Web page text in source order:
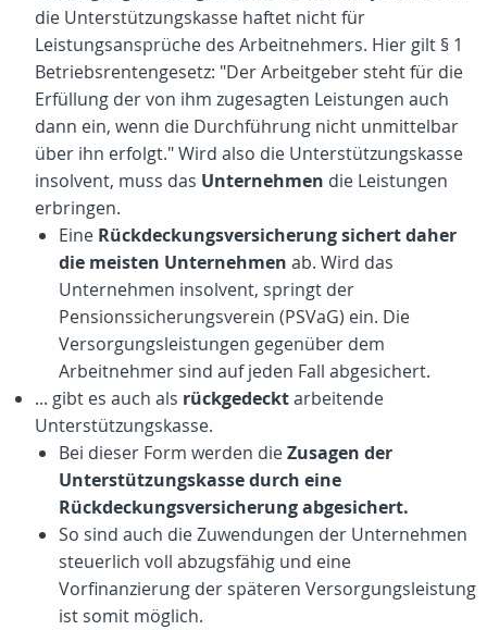
die Unterstützungskasse haftet nicht für
Leistungsansprüche des Arbeitnehmers. Hier gilt § 1
Betriebsrentengesetz: "Der Arbeitgeber steht für die
Erfüllung der von ihm zugesagten Leistungen auch
dann ein, wenn die Durchführung nicht unmittelbar
über ihn erfolgt." Wird also die Unterstützungskasse
insolvent, muss das Unternehmen die Leistungen
erbringen.
Eine Rückdeckungsversicherung sichert daher
die meisten Unternehmen ab. Wird das
Unternehmen insolvent, springt der
Pensionssicherungsverein (PSVaG) ein. Die
Versorgungsleistungen gegenüber dem
Arbeitnehmer sind auf jeden Fall abgesichert.
... gibt es auch als rückgedecktarbeitende
Unterstützungskasse.
Bei dieser Form werden dieZusagen der
Unterstützungskasse durch eine
Rückdeckungsversicherung abgesichert.
So sind auch die Zuwendungen der Unternehmen
steuerlich voll abzugsfähig und eine
Vorfinanzierung der späteren Versorgungsleistung
ist somit möglich.